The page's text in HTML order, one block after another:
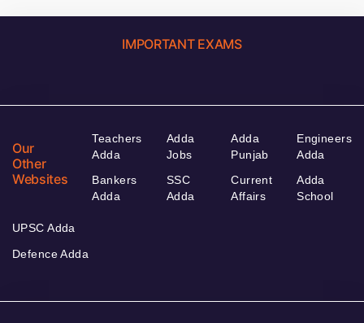
IMPORTANT EXAMS
Our
Other
Websites
Teachers
Adda
Bankers
Adda
Adda
Jobs
SSC
Adda
Adda
Punjab
Current
Affairs
Engineers
Adda
Adda
School
UPSC Adda
Defence Adda